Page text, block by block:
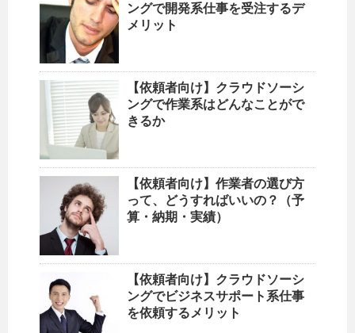
ングで開発系仕事を受注するデ
メリット
【依頼者向け】クラウドソーシ
ングで作業系はどんなことがで
きるか
【依頼者向け】作業者の選び方
って、どうすればいいの？（予
算・納期・実績）
【依頼者向け】クラウドソーシ
ングでビジネスサポート系仕事
を依頼するメリット